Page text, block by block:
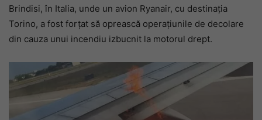
Brindisi, în Italia, unde un avion Ryanair, cu destinația
Torino, a fost forțat să oprească operațiunile de decolare
din cauza unui incendiu izbucnit la motorul drept.